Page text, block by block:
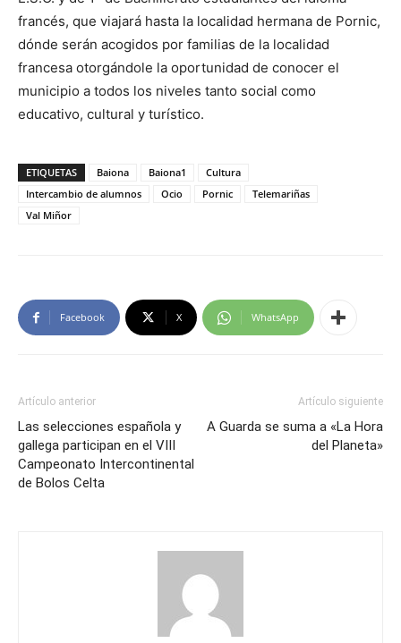
francés, que viajará hasta la localidad hermana de Pornic,
dónde serán acogidos por familias de la localidad
francesa otorgándole la oportunidad de conocer el
municipio a todos los niveles tanto social como
educativo, cultural y turístico.
ETIQUETAS Baiona Baiona1
Cultura
Intercambio de alumnos
Ocio Pornic
Telemariñas
Val Miñor
Facebook X WhatsApp
Artículo anterior
Las selecciones española y
gallega participan en el VIII
Campeonato Intercontinental
de Bolos Celta
Artículo siguiente
A Guarda se suma a «La Hora
del Planeta»